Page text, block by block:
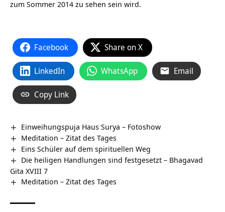
zum Sommer 2014 zu sehen sein wird.
Facebook Share on X
LinkedIn WhatsApp Email
Copy Link
Einweihungspuja Haus Surya – Fotoshow
Meditation – Zitat des Tages
Eins Schüler auf dem spirituellen Weg
Die heiligen Handlungen sind festgesetzt – Bhagavad
Gita XVIII 7
Meditation – Zitat des Tages